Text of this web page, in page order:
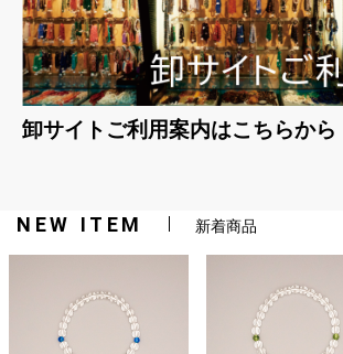
卸サイトご利用案内はこちらから
NEW ITEM 新着商品